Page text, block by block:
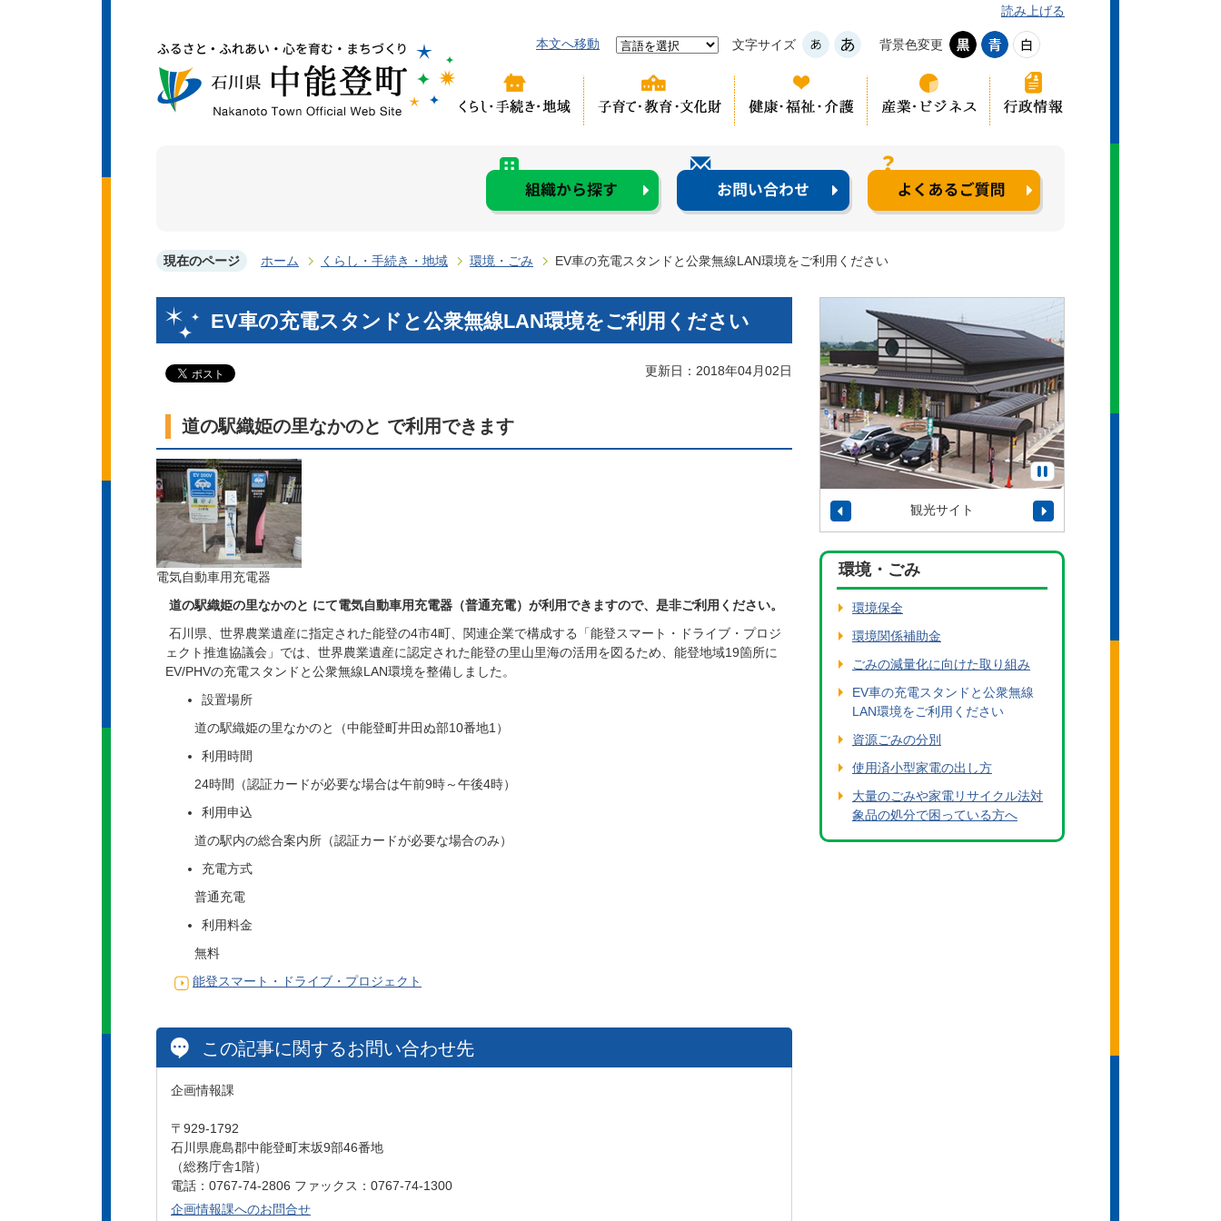
本文へ移動 文字サイズ 背景色変更
読み上げる
現在のページ ホーム くらし・手続き・地域 環境・ごみ EV車の充電スタンドと公衆無線LAN環境をご利用ください
EV車の充電スタンドと公衆無線LAN環境をご利用ください
更新日：2018年04月02日
道の駅織姫の里なかのと で利用できます
電気自動車用充電器
道の駅織姫の里なかのと にて電気自動車用充電器（普通充電）が利用できますので、是非ご利用ください。
石川県、世界農業遺産に指定された能登の4市4町、関連企業で構成する「能登スマート・ドライブ・プロジ
ェクト推進協議会」では、世界農業遺産に認定された能登の里山里海の活用を図るため、能登地域19箇所に
EV/PHVの充電スタンドと公衆無線LAN環境を整備しました。
設置場所
道の駅織姫の里なかのと（中能登町井田ぬ部10番地1）
利用時間
24時間（認証カードが必要な場合は午前9時～午後4時）
利用申込
道の駅内の総合案内所（認証カードが必要な場合のみ）
充電方式
普通充電
利用料金
無料
能登スマート・ドライブ・プロジェクト
この記事に関するお問い合わせ先
企画情報課
〒929-1792
石川県鹿島郡中能登町末坂9部46番地
（総務庁舎1階）
電話：0767-74-2806 ファックス：0767-74-1300
企画情報課へのお問合せ
観光サイト
環境・ごみ
環境保全
環境関係補助金
ごみの減量化に向けた取り組み
EV車の充電スタンドと公衆無線
LAN環境をご利用ください
資源ごみの分別
使用済小型家電の出し方
大量のごみや家電リサイクル法対
象品の処分で困っている方へ